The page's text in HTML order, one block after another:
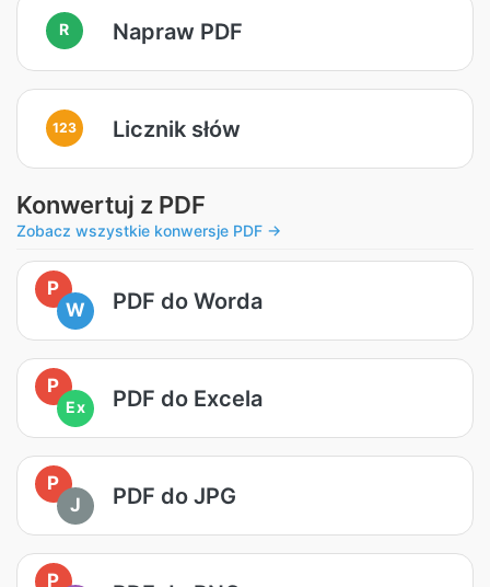
R Napraw PDF
123 Licznik słów
Konwertuj z PDF
Zobacz wszystkie konwersje PDF →
P
W
PDF do Worda
P
Ex PDF do Excela
P
J
PDF do JPG
P